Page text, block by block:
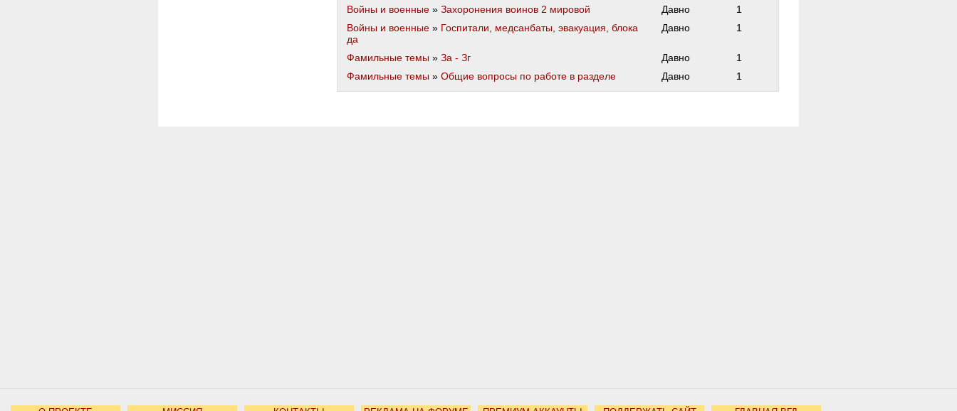
Войны и военные » Захоронения воинов 2 мировой Давно
1
Войны и военные » Госпитали, медсанбаты, эвакуация, блока
да
Давно 1
Фамильные темы » За - Зг Давно
1
Фамильные темы » Общие вопросы по работе в разделе Давно 1